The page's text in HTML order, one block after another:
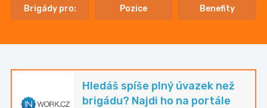
Brigády pro: Pozice Benefity
Hledáš spíše plný úvazek než
brigádu? Najdi ho na portále